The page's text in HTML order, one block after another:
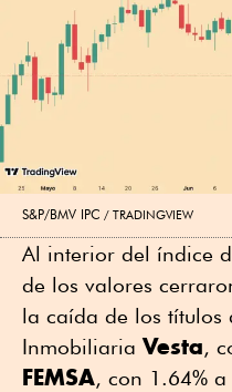
S&P/BMV IPC TRADINGVIEW
Al interior del índice
de los valores
la caída de los
InmobiliariaVesta,
FEMSA, con 1.64%